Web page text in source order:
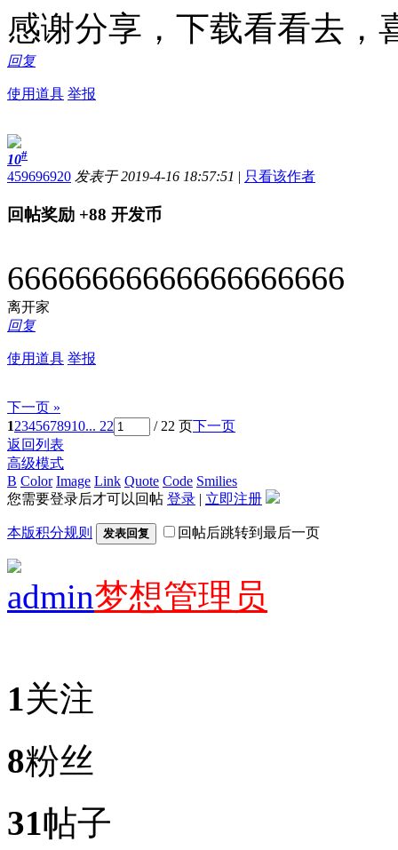
感谢分享，下载看看去，
回复
使用道具 举报
10#
459696920 发表于 2019-4-16 18:57:51 | 只看该作者
回帖奖励 +88 开发币
66666666666666666666
离开家
回复
使用道具 举报
下一页 »
12345678910... 22 / 22 页下一页
返回列表
高级模式
B Color Image Link Quote Code Smilies
您需要登录后才可以回帖 登录 | 立即注册
本版积分规则 发表回复 回帖后跳转到最后一页
admin梦想管理员
1关注
8粉丝
31帖子